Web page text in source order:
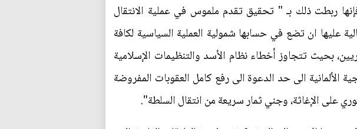
ربطت ذلك بـ " تحقيق تقدم ملموس في عملية الانتقال
عليها ان تضع في حسابها شمولية العملية السياسية لكافة
بحيث تتجاوز أخطاء نظام الأسد والتنظيمات الإسلامية
الألمانية الى حد الدعوة الى رفع كامل العقوبات المفروضة
على الإغاثة، وجني ثمار سريعة من انتقال السلطة".